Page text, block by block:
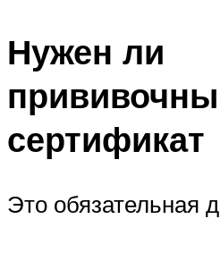
Нужен ли
сертификат
Это обязательная